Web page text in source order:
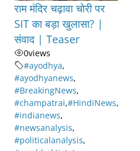
राम मंदिर चढ़ावा चोरी पर
SIT का बड़ा खुलासा? |
संवाद | Teaser
0views
#ayodhya,
#ayodhyanews,
#BreakingNews,
#champatrai,#HindiNews,
#indianews,
#newsanalysis,
#politicalanalysis,